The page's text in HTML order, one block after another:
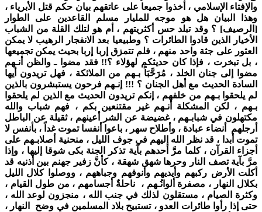
والإفتاء الإسلامي ، أخذوا جميعا على عاتقهم بيان حكم قتل الأبرياء ،
وهذا البيان هل هو موجه للمليار مسلم القاعدين على الطوار
[الرصيف] ؟ وقد تبلد حس أكثريتهم ، أم هو لتلك القلة من الشباب
الأخيار الذين قادوا الطائرات ؟ وطبيعيا بعد الانفجار الرهيب لا يمكن
العثور على جثة واحد منهم ، فلم تتمزق إربا إربا بحيث يمكن تجميعها
، بل تبخرت ، فإذا كان حديثكم لهؤلاء ؟!! فقد مضوا ـ والظن أنـهم
مضوا إلى جنان الخلد ، مُرَحَّبَاً بـهم من الملائكة ، فهل تريدون أيها
السادة الحديث مع أهل الجنان ؟ !!! إنـهم فرحون يستبشرون بالذين
لم يلحقوا بـهم من خلفهم ، إنكم تريدون الحديث مع الذين لم يلحقوا
بـهم ، لكن المشكلة أنـهم غير مقتنعين بكم ، فهم شباب والله
مكتهلون في شبابـهم ، غضيضة عن الشر أعينهم ، ثقيلة عن الباطل
أرجلهم أنضاء عبادة ، وأطلاح سهر ، باعوا أنفسا تموت غداً ، بأنفس لا
تموت أبدا ، قد نظر الله إليهم في جوف الليل ، منحنية أصلابـهم على
أجزاء القرآن ، كلما مرَّ أحدهم بآية تذكر الجنة بكى شوقا إليها ، وإذا
مرَّ بآية تصف النار وحرها شهق شهقة ، كأنَّ زفير جهنم بين أذنيه قد
أكلت الأرض ركبهم وأيديهم وأنوفهم وجباههم ، ووصلوا كلال الليل
بكلال النهار ، مصفرة ألوانُـهم ، ناحلةٌ أجسامهم ، من طول القيام ،
وكثرة الصيام ، مستقلون لذلك في جنب الله ، منجزون لوعد الله ،
حتى إذا رأوا طائرات العدو ، تستبيح بلاد المسلمين في وضح النهار ،